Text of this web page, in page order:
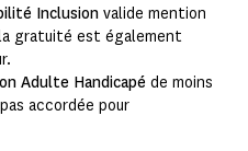
Inclusion valide mention
gratuité est également
Adulte Handicapé de moins
accordée pour